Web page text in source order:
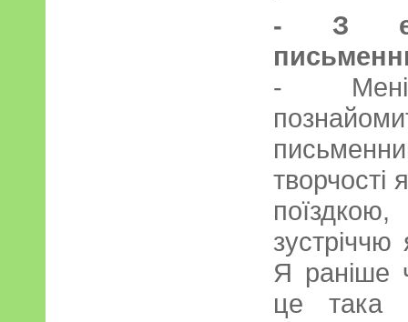
- З
-
Я раніше
це така